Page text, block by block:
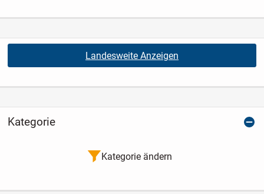
Landesweite Anzeigen
Kategorie
Kategorie ändern